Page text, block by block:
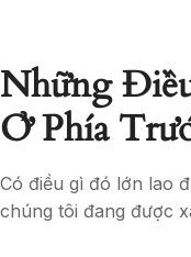
Những
Ở Phía
Có điều gì đó lớn lao
chúng tôi đang được